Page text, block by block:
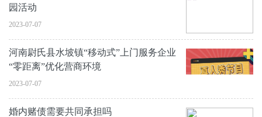
园活动
2023-07-07
河南尉氏县水坡镇“移动式”上门服务企业
“零距离”优化营商环境
2023-07-07
婚内赌债需要共同承担吗